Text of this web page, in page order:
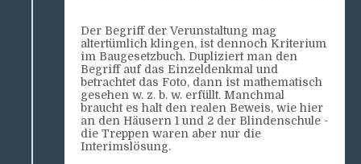
Der Begriff der Verunstaltung mag
altertümlich klingen, ist dennoch Kriterium
im Baugesetzbuch. Dupliziert man den
Begriff auf das Einzeldenkmal und
betrachtet das Foto, dann ist mathematisch
gesehen w. z. b. w. erfüllt. Manchmal
braucht es halt den realen Beweis, wie hier
an den Häusern 1 und 2 der Blindenschule -
die Treppen waren aber nur die
Interimslösung.